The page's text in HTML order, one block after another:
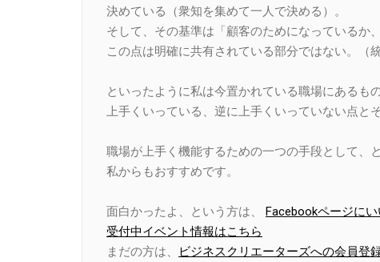
決めている（衆知を集めて一人で決める）。
そして、その基準は「顧客のためになっているか
この点は明確に共有されている部分ではない。（
といったように私は今置かれている職場にあるも
上手くいっている、逆に上手くいっていない点と
職場が上手く機能するための一つの手段として、
私からもおすすめです。
面白かったよ、という方は、
Facebookページに
受付中イベント情報はこちら
まだの方は、
ビジネスクリエーターズへの会員登